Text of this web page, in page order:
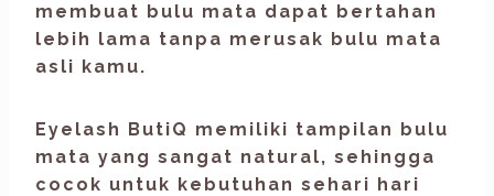
membuat bulu mata dapat bertahan
lebih lama tanpa merusak bulu mata
asli kamu.
Eyelash ButiQ memiliki tampilan bulu
mata yang sangat natural, sehingga
cocok untuk kebutuhan sehari hari